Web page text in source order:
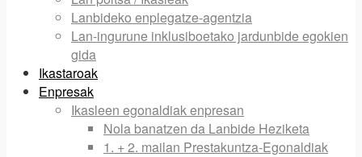
Lanbideko enplegatze-agentzia
Lan-ingurune inklusiboetako jardunbide egokien
gida
Ikastaroak
Enpresak
Ikasleen egonaldiak enpresan
Nola banatzen da Lanbide Heziketa
1. + 2. mailan Prestakuntza-Egonaldiak